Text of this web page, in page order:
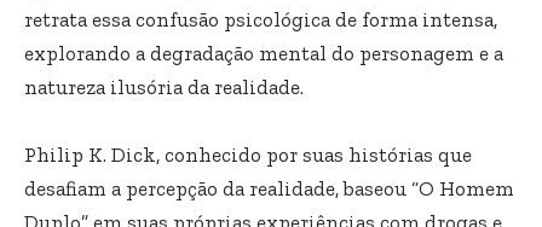
retrata essa confusão psicológica de forma intensa,
explorando a degradação mental do personagem e a
natureza ilusória da realidade.
Philip K. Dick, conhecido por suas histórias que
desafiam a percepção da realidade, baseou “O Homem